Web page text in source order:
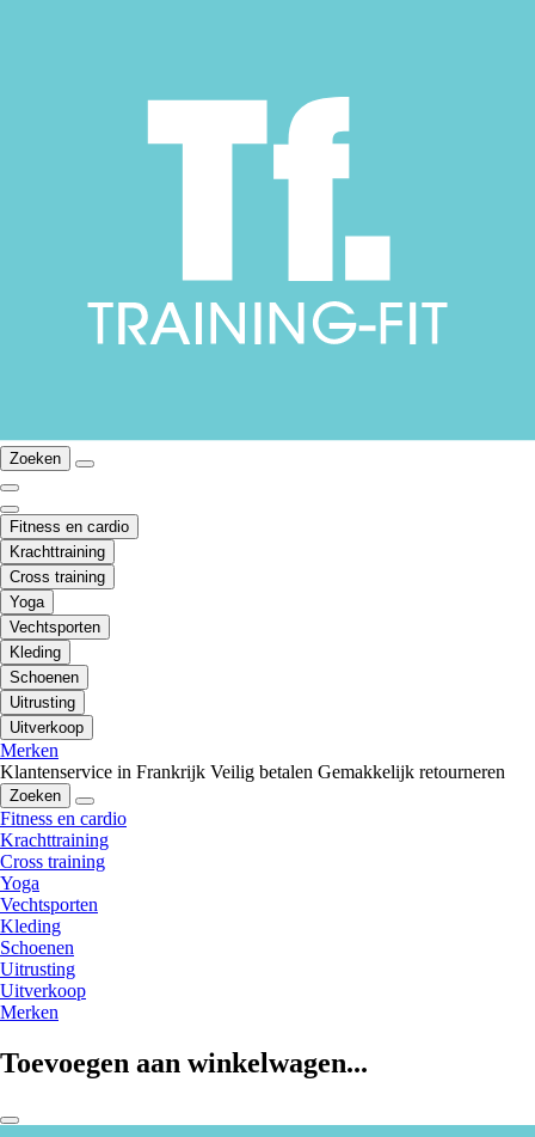
Zoeken
Fitness en cardio
Krachttraining
Cross training
Yoga
Vechtsporten
Kleding
Schoenen
Uitrusting
Uitverkoop
Merken
Klantenservice in Frankrijk Veilig betalen Gemakkelijk retourneren
Zoeken
Fitness en cardio
Krachttraining
Cross training
Yoga
Vechtsporten
Kleding
Schoenen
Uitrusting
Uitverkoop
Merken
Toevoegen aan winkelwagen...